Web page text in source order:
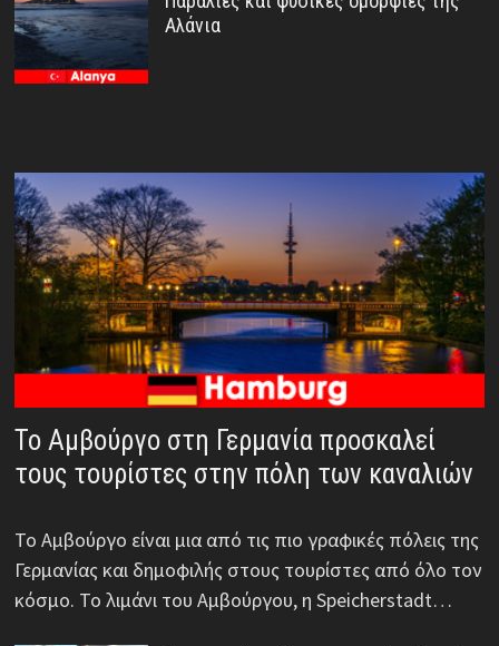
Αλάνια
Το Αμβούργο στη Γερμανία προσκαλεί
τους τουρίστες στην πόλη των καναλιών
Το Αμβούργο είναι μια από τις πιο γραφικές πόλεις της
Γερμανίας και δημοφιλής στους τουρίστες από όλο τον
κόσμο. Το λιμάνι του Αμβούργου, η Speicherstadt…